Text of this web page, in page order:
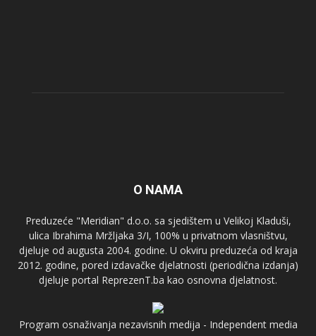
O NAMA
Preduzeće "Meridian" d.o.o. sa sjedištem u Velikoj Kladuši,
ulica Ibrahima Mržljaka 3/I, 100% u privatnom vlasništvu,
djeluje od augusta 2004. godine. U okviru preduzeća od kraja
2012. godine, pored izdavačke djelatnosti (periodična izdanja)
djeluje portal ReprezenT.ba kao osnovna djelatnost.
Program osnaživanja nezavisnih medija - Independent media